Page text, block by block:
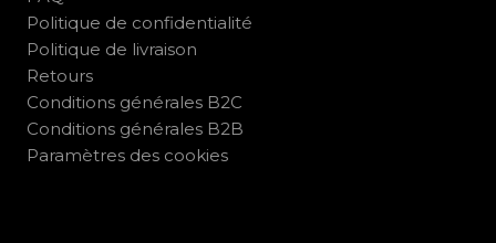
Politique de confidentialité
Politique de livraison
Retours
Conditions générales B2C
Conditions générales B2B
Paramètres des cookies